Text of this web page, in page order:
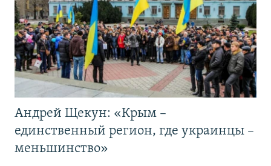
Андрей Щекун: «Крым –
единственный регион, где украинцы –
меньшинство»